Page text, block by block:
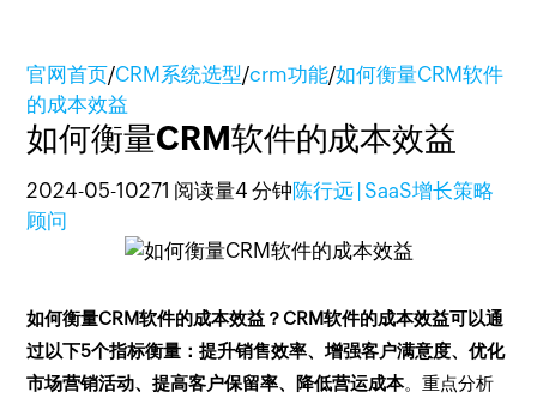
官网首页/CRM系统选型/crm功能/如何衡量CRM软件
的成本效益
如何衡量CRM软件的成本效益
2024-05-10271 阅读量4 分钟陈行远 | SaaS增长策略
顾问
如何衡量CRM软件的成本效益？CRM软件的成本效益可以通
过以下5个指标衡量：提升销售效率、增强客户满意度、优化
市场营销活动、提高客户保留率、降低营运成本。重点分析